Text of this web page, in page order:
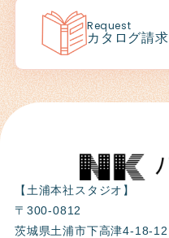
Request
カタログ請求
【土浦本社スタジオ】
〒300-0812
茨城県土浦市下高津4-18-12